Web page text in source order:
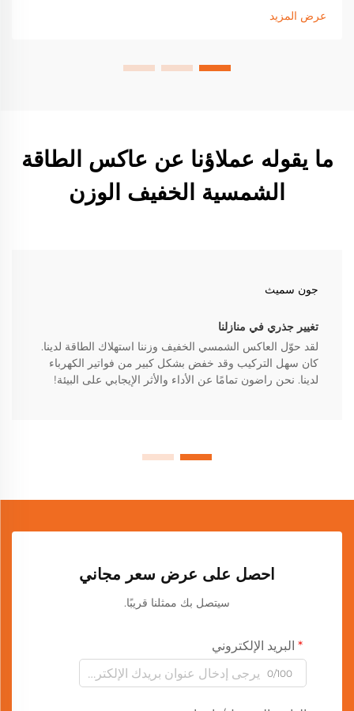
من فاتورة الكهرباء. تعرف على التوافق والادخار والقابلية للتوسيع.
اجعل طاقة منزلك قوية اليوم.
عرض المزيد
ما يقوله عملاؤنا عن عاكس الطاقة
الشمسية الخفيف الوزن
جون سميث
تغيير جذري في منازلنا
لقد حوّل العاكس الشمسي الخفيف وزننا استهلاك الطاقة لدينا.
كان سهل التركيب وقد خفض بشكل كبير من فواتير الكهرباء
لدينا. نحن راضون تمامًا عن الأداء والأثر الإيجابي على البيئة!
احصل على عرض سعر مجاني
سيتصل بك ممثلنا قريبًا.
البريد الإلكتروني
0/100